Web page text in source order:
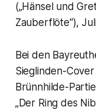
(„Hänsel und
Zauberflöte“),
Bei den
Sieglinden-
Brünnhilde-
„Der Ring des